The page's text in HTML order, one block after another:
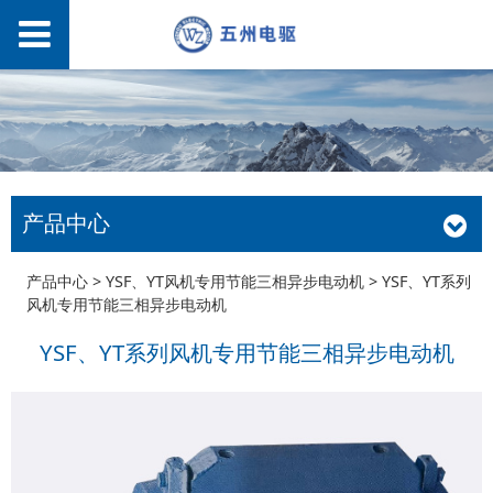
产品中心
YSF、YT系列风机专用
节能三相异步电动机
产品中心 >YSF、YT风机专用节能三相异步电动机 >YSF、YT系列
风机专用节能三相异步电动机
YSF、YT系列风机专用节能三相异步电动机